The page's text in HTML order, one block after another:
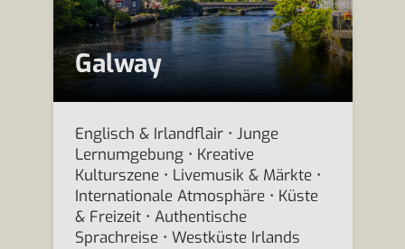
Galway
Englisch & Irlandflair • Junge
Lernumgebung • Kreative
Kulturszene • Livemusik & Märkte •
Internationale Atmosphäre • Küste
& Freizeit • Authentische
Sprachreise • Westküste Irlands